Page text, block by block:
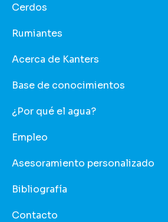
Cerdos
Rumiantes
Acerca de Kanters
Base de conocimientos
¿Por qué el agua?
Empleo
Asesoramiento personalizado
Bibliografía
Contacto